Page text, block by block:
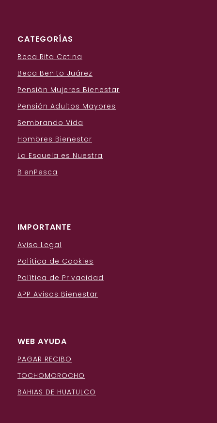
CATEGORÍAS
Beca Rita Cetina
Beca Benito Juárez
Pensión Mujeres Bienestar
Pensión Adultos Mayores
Sembrando Vida
Hombres Bienestar
La Escuela es Nuestra
BienPesca
IMPORTANTE
Aviso Legal
Política de Cookies
Política de Privacidad
APP Avisos Bienestar
WEB AYUDA
PAGAR RECIBO
TOCHOMOROCHO
BAHIAS DE HUATULCO